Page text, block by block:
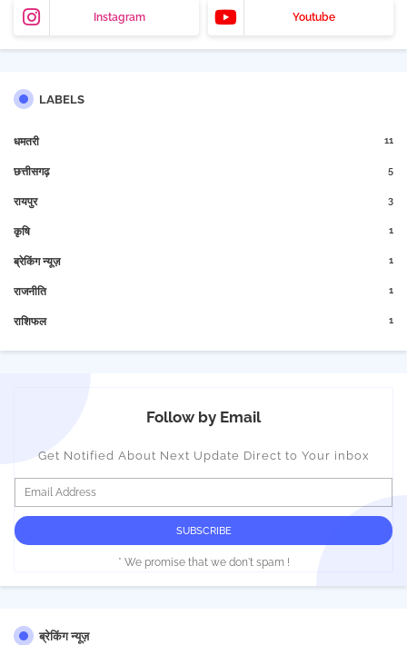
Instagram Youtube
LABELS
धमतरी 11
छत्तीसगढ़ 5
रायपुर 3
कृषि 1
ब्रेकिंग न्यूज़ 1
राजनीति 1
राशिफल 1
Follow by Email
Get Notified About Next Update Direct to Your inbox
* We promise that we don't spam !
ब्रेकिंग न्यूज़